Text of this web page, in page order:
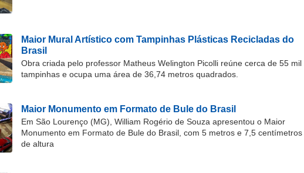
Maior Mural Artístico com Tampinhas Plásticas Recicladas do
Brasil
Obra criada pelo professor Matheus Welington Picolli reúne cerca de 55 mil
tampinhas e ocupa uma área de 36,74 metros quadrados.
Maior Monumento em Formato de Bule do Brasil
Em São Lourenço (MG), William Rogério de Souza apresentou o Maior
Monumento em Formato de Bule do Brasil, com 5 metros e 7,5 centímetros
de altura